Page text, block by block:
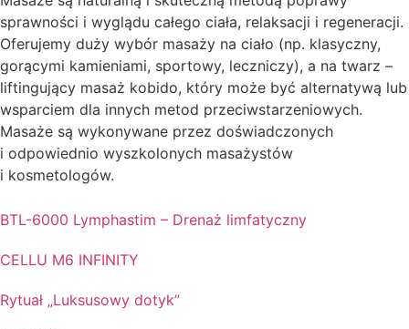
sprawności i wyglądu całego ciała, relaksacji i regeneracji.
Oferujemy duży wybór masaży na ciało (np. klasyczny,
gorącymi kamieniami, sportowy, leczniczy), a na twarz –
liftingujący masaż kobido, który może być alternatywą lub
wsparciem dla innych metod przeciwstarzeniowych.
Masaże są wykonywane przez doświadczonych
i odpowiednio wyszkolonych masażystów
i kosmetologów.
BTL-6000 Lymphastim – Drenaż limfatyczny
CELLU M6 INFINITY
Rytuał „Luksusowy dotyk”